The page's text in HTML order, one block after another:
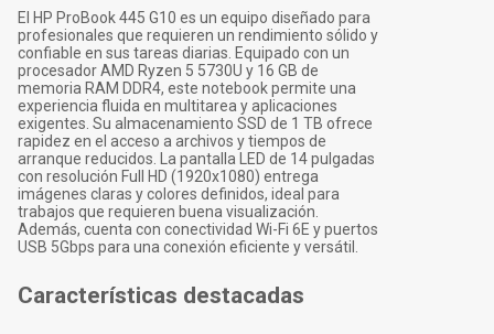
El HP ProBook 445 G10 es un equipo diseñado para
profesionales que requieren un rendimiento sólido y
confiable en sus tareas diarias. Equipado con un
procesador AMD Ryzen 5 5730U y 16 GB de
memoria RAM DDR4, este notebook permite una
experiencia fluida en multitarea y aplicaciones
exigentes. Su almacenamiento SSD de 1 TB ofrece
rapidez en el acceso a archivos y tiempos de
arranque reducidos. La pantalla LED de 14 pulgadas
con resolución Full HD (1920x1080) entrega
imágenes claras y colores definidos, ideal para
trabajos que requieren buena visualización.
Además, cuenta con conectividad Wi-Fi 6E y puertos
USB 5Gbps para una conexión eficiente y versátil.
Características destacadas